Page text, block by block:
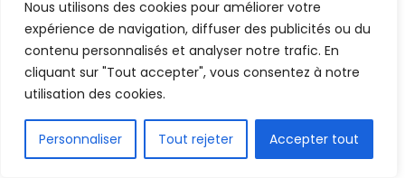
Nous utilisons des cookies pour améliorer votre
expérience de navigation, diffuser des publicités ou du
contenu personnalisés et analyser notre trafic. En
cliquant sur "Tout accepter", vous consentez à notre
utilisation des cookies.
Personnaliser Tout rejeter Accepter tout
ouvert le score dès la 33ᵉ minute. Sékou Camara,
quant à lui, a participé à l’intégralité de la rencontre.
AFC / Champions League
Le FC Sharjah Cultural Club a pris le meilleur sur Lion
City (1-2). Ousmane Camara a joué l’intégralité du
FR